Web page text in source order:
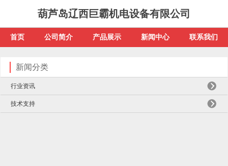
葫芦岛辽西巨霸机电设备有限公司
首页 公司简介 产品展示 新闻中心 联系我们
新闻分类
行业资讯
技术支持